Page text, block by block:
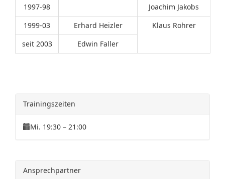
1997-98
Joachim Jakobs
1999-03
Erhard Heizler
Klaus Rohrer
seit 2003
Edwin Faller
Trainingszeiten
Mi. 19:30 – 21:00
Ansprechpartner